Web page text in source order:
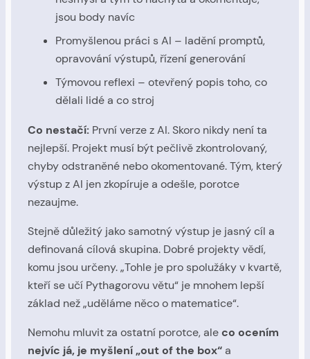
jsou body navíc
Promyšlenou práci s AI – ladění promptů,
opravování výstupů, řízení generování
Týmovou reflexi – otevřený popis toho, co
dělali lidé a co stroj
Co nestačí: První verze z AI. Skoro nikdy není ta
nejlepší. Projekt musí být pečlivě zkontrolovaný,
chyby odstraněné nebo okomentované. Tým, který
výstup z AI jen zkopíruje a odešle, porotce
nezaujme.
Stejně důležitý jako samotný výstup je jasný cíl a
definovaná cílová skupina. Dobré projekty vědí,
komu jsou určeny. „Tohle je pro spolužáky v kvartě,
kteří se učí Pythagorovu větu“ je mnohem lepší
základ než „uděláme něco o matematice“.
Nemohu mluvit za ostatní porotce, aleco ocením
nejvíc já, je myšlení „out of the box“a